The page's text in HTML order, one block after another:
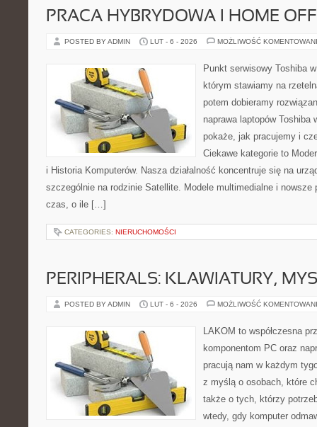
PRACA HYBRYDOWA I HOME
POSTED BY ADMIN LUT - 6 - 2026 MOŻLIWOŚĆ
Punkt serwisowy Toshiba
którym stawiamy na
potem dobieramy
naprawa laptopów Toshiba
pokaże, jak pracujemy i
Ciekawe kategorie to
i Historia Komputerów. Nasza działalność koncentruje się na
szczególnie na rodzinie Satellite. Modele multimedialne i nowsze
czas, o ile […]
CATEGORIES: NIERUCHOMOŚCI
PERIPHERALS: KLAWIATURY,
POSTED BY ADMIN LUT - 6 - 2026 MOŻLIWOŚĆ
LAKOM to współczesna
komponentom PC oraz
pracują nam w każdym
z myślą o osobach, które
także o tych, którzy
wtedy, gdy komputer